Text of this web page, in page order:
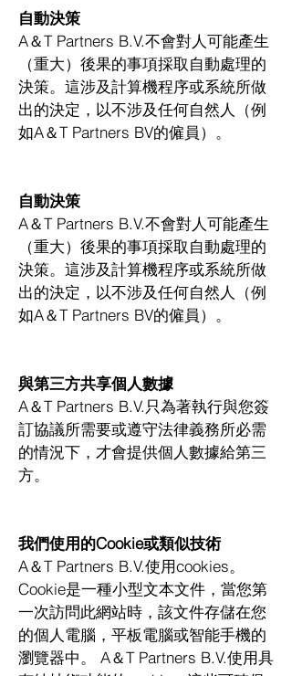
自動決策
A＆T Partners B.V.不會對人可能產生
（重大）後果的事項採取自動處理的
決策。這涉及計算機程序或系統所做
出的決定，以不涉及任何自然人（例
如A＆T Partners BV的僱員）。
自動決策
A＆T Partners B.V.不會對人可能產生
（重大）後果的事項採取自動處理的
決策。這涉及計算機程序或系統所做
出的決定，以不涉及任何自然人（例
如A＆T Partners BV的僱員）。
與第三方共享個人數據
A＆T Partners B.V.只為著執行與您簽
訂協議所需要或遵守法律義務所必需
的情況下，才會提供個人數據給第三
方。
我們使用的Cookie或類似技術
A＆T Partners B.V.使用cookies。
Cookie是一種小型文本文件，當您第
一次訪問此網站時，該文件存儲在您
的個人電腦，平板電腦或智能手機的
瀏覽器中。 A＆T Partners B.V.使用具